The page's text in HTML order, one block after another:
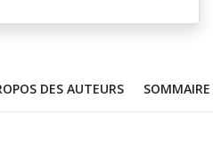
DES AUTEURS SOMMAIRE